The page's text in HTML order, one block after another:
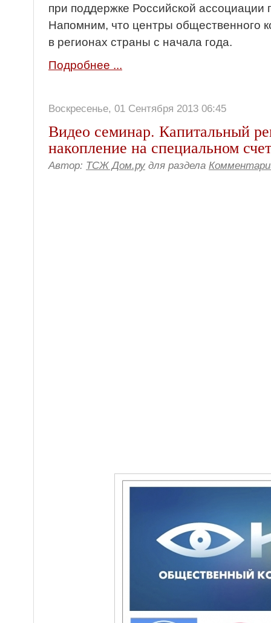
при поддержке Российской ассоциации
Напомним, что центры общественного
в регионах страны с начала года.
Подробнее ...
Воскресенье, 01 Сентября 2013 06:45
Видео семинар. Капитальный
накопление на специальном
Автор: ТСЖ Дом.ру для раздела